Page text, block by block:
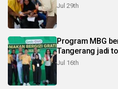
Jul 29th
Program MBG
Tangerang jadi
Jul 16th